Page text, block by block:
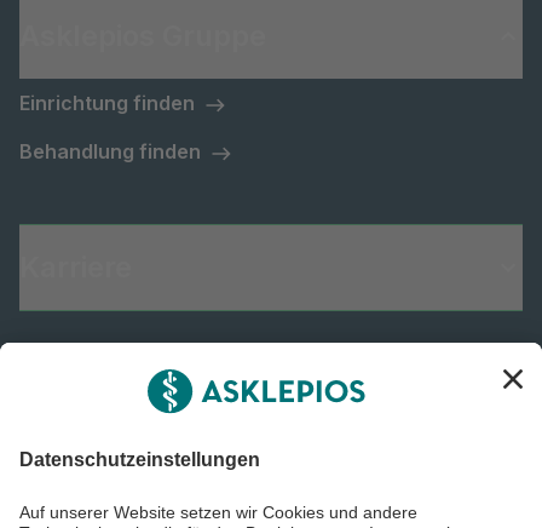
Einrichtung finden
Behandlung finden
Informiert bleiben